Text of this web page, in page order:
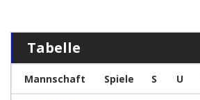
Tabelle
Mannschaft Spiele S U